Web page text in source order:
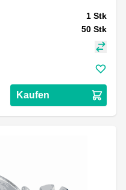
1 Stk
50 Stk
Kaufen